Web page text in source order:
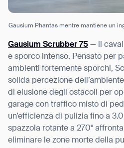
Gausium Phantas mentre mantiene un
Gausium Scrubber 75 — il
e sporco intenso. Pensato per
ambienti fortemente sporchi,
solida percezione
di elusione degli ostacoli per
garage con traffico misto di
un’efficienza di pulizia fino a
spazzola rotante a 270°
eliminare le zone morte della